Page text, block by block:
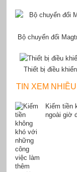
Bộ chuyển đổi
Thiết bị điều
TIN XEM
Kiếm tiền
ngoài giờ